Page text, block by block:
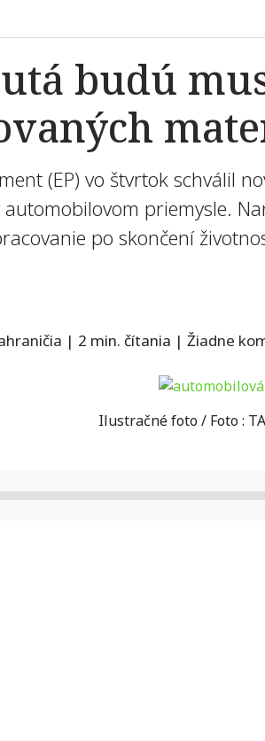
budú
(EP) vo štvrtok schválil
priemysle.
po skončení
| 2 min. čítania | Žiadne
Ilustračné foto / Foto :